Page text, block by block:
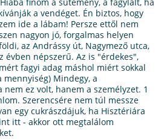
a vendéget. Én biztos, hogy
ide a lábam! Persze ettől nem
nagyon jó, forgalmas helyen
az Andrássy út, Nagymező utca,
évben népszerű. Az is "érdekes",
fagyi adag máshol miért sokkal
Mindegy, a
ez volt, hanem a személyzet. 1
Szerencsére nem túl messze
egy cukrászdájuk, ha Hisztériára
itt - akkor ott megtalálom